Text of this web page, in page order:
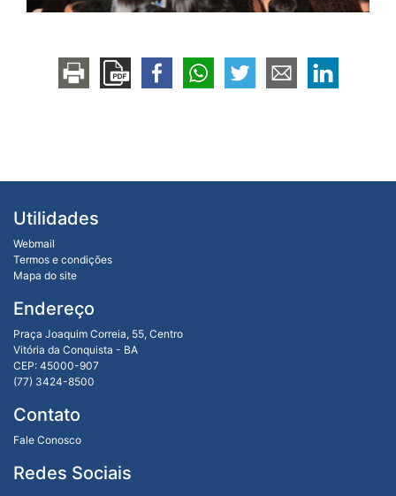
Utilidades
Webmail
Termos e condições
Mapa do site
Endereço
Praça Joaquim Correia, 55, Centro
Vitória da Conquista - BA
CEP: 45000-907
(77) 3424-8500
Contato
Fale Conosco
Redes Sociais